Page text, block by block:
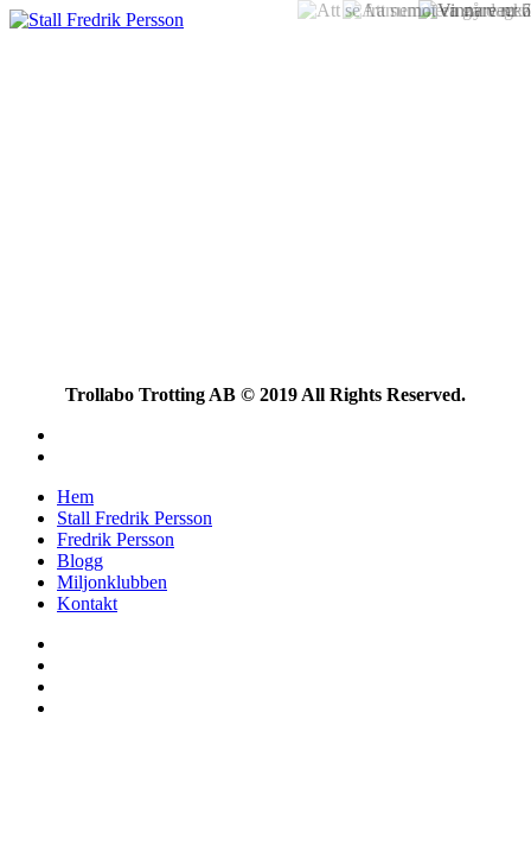
Trollabo Trotting AB © 2019 All Rights Reserved.
Hem
Stall Fredrik Persson
Fredrik Persson
Blogg
Miljonklubben
Kontakt